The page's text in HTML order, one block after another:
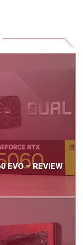
EVO – REVIEW